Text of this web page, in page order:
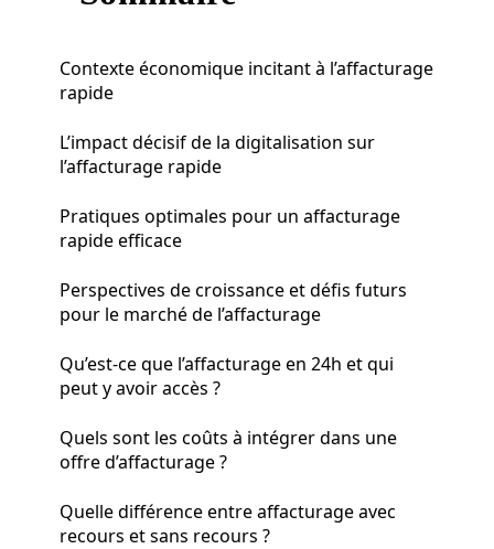
Contexte économique incitant à l’affacturage
rapide
L’impact décisif de la digitalisation sur
l’affacturage rapide
Pratiques optimales pour un affacturage
rapide efficace
Perspectives de croissance et défis futurs
pour le marché de l’affacturage
Qu’est-ce que l’affacturage en 24h et qui
peut y avoir accès ?
Quels sont les coûts à intégrer dans une
offre d’affacturage ?
Quelle différence entre affacturage avec
recours et sans recours ?